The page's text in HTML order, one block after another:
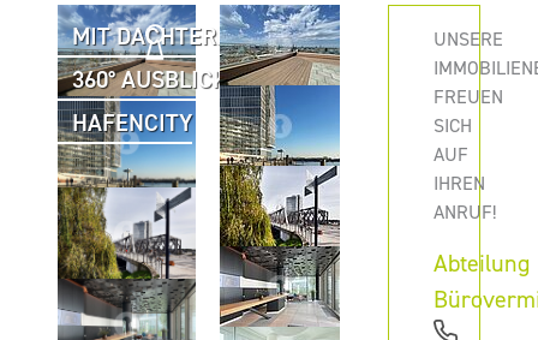
MIT DACHTERRASSE
360° AUSBLICK
HAFENCITY
UNSERE
FREUEN
SICH
AUF
IHREN
ANRUF!
Abteilung